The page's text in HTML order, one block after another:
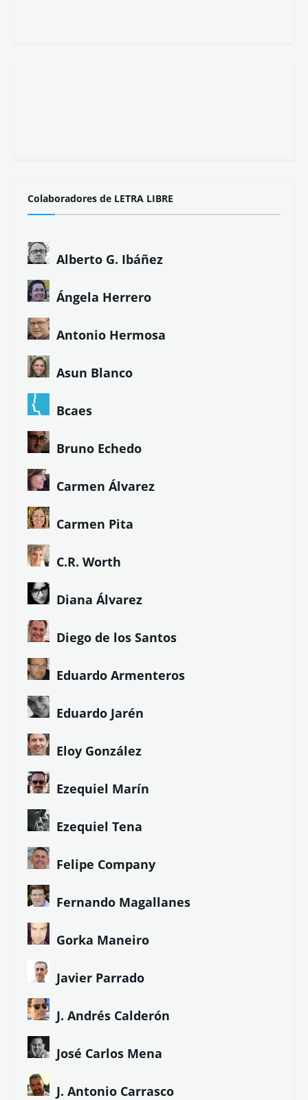
Colaboradores de LETRA LIBRE
Alberto G. Ibáñez
Ángela Herrero
Antonio Hermosa
Asun Blanco
Bcaes
Bruno Echedo
Carmen Álvarez
Carmen Pita
C.R. Worth
Diana Álvarez
Diego de los Santos
Eduardo Armenteros
Eduardo Jarén
Eloy González
Ezequiel Marín
Ezequiel Tena
Felipe Company
Fernando Magallanes
Gorka Maneiro
Javier Parrado
J. Andrés Calderón
José Carlos Mena
J. Antonio Carrasco